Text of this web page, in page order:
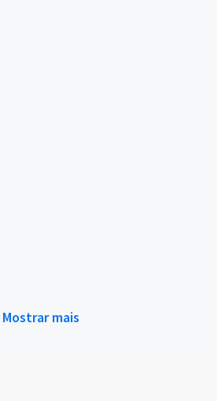
Mostrar mais